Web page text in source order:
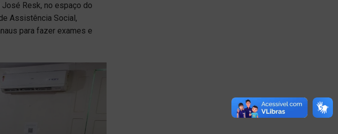
Resk, no espaço do
Assistência Social,
para fazer exames e